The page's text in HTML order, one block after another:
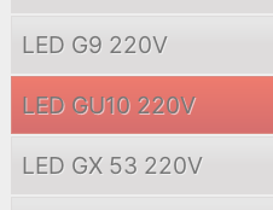
LED G9 220V
LED GU10 220V
LED GX 53 220V